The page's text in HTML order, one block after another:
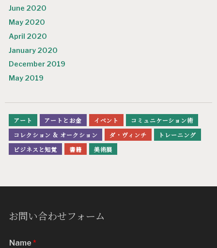
June 2020
May 2020
April 2020
January 2020
December 2019
May 2019
アート アートとお金 イベント
コミュニケーション術
コレクション & オークション
ダ・ヴィンチ
トレーニング
ビジネスと知覚
書籍 美術展
お問い合わせフォーム
Name*